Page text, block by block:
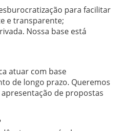
para facilitar
e transparente;
Nossa base está
atuar com base
de longo prazo. Queremos
de propostas